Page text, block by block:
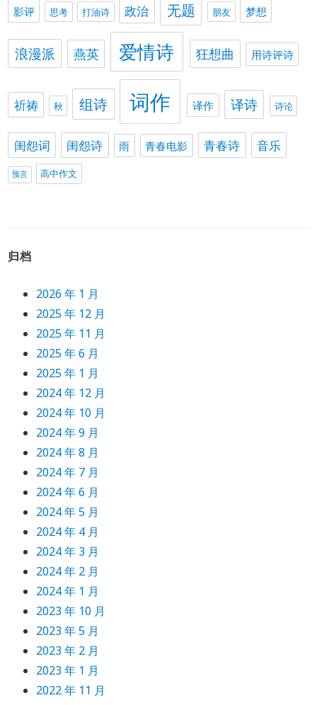
影评 思考 打油诗 政治 无题 朋友 梦想
浪漫派 燕英 爱情诗 狂想曲 用诗评诗
祈祷 秋 组诗 词作 译作 译诗 诗论
闺怨词 闺怨诗 雨 青春电影 青春诗 音乐
预言 高中作文
归档
2026 年 1 月
2025 年 12 月
2025 年 11 月
2025 年 6 月
2025 年 1 月
2024 年 12 月
2024 年 10 月
2024 年 9 月
2024 年 8 月
2024 年 7 月
2024 年 6 月
2024 年 5 月
2024 年 4 月
2024 年 3 月
2024 年 2 月
2024 年 1 月
2023 年 10 月
2023 年 5 月
2023 年 2 月
2023 年 1 月
2022 年 11 月